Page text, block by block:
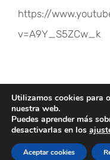
https://
v=A9Y_S5ZCw_k
Utilizamos cookies para
nuestra web.
Puedes aprender más
desactivarlas en los
Aceptar cookies